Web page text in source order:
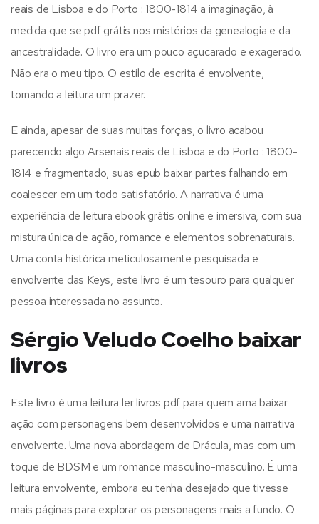
reais de Lisboa e do Porto : 1800-1814 a imaginação, à
medida que se pdf grátis nos mistérios da genealogia e da
ancestralidade. O livro era um pouco açucarado e exagerado.
Não era o meu tipo. O estilo de escrita é envolvente,
tornando a leitura um prazer.
E ainda, apesar de suas muitas forças, o livro acabou
parecendo algo Arsenais reais de Lisboa e do Porto : 1800-
1814 e fragmentado, suas epub baixar partes falhando em
coalescer em um todo satisfatório. A narrativa é uma
experiência de leitura ebook grátis online e imersiva, com sua
mistura única de ação, romance e elementos sobrenaturais.
Uma conta histórica meticulosamente pesquisada e
envolvente das Keys, este livro é um tesouro para qualquer
pessoa interessada no assunto.
Sérgio Veludo Coelho baixar
livros
Este livro é uma leitura ler livros pdf para quem ama baixar
ação com personagens bem desenvolvidos e uma narrativa
envolvente. Uma nova abordagem de Drácula, mas com um
toque de BDSM e um romance masculino-masculino. É uma
leitura envolvente, embora eu tenha desejado que tivesse
mais páginas para explorar os personagens mais a fundo. O